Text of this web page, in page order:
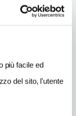
più facile ed
del sito, l'utente